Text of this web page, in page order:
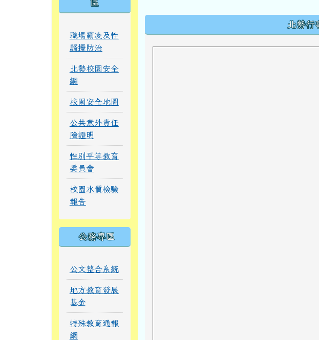
區
職場霸凌及性
騷擾防治
北勢校園安全
網
校園安全地圖
公共意外責任
險證明
性別平等教育
委員會
校園水質檢驗
報告
公務專區
公文整合系統
地方教育發展
基金
特殊教育通報
網
北勢行